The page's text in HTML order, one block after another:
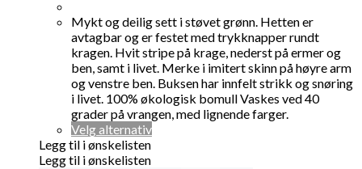
var:
kr 499,00.
er:
kr 399,00.
Mykt og deilig sett i støvet grønn. Hetten er
avtagbar og er festet med trykknapper rundt
kragen. Hvit stripe på krage, nederst på ermer og
ben, samt i livet. Merke i imitert skinn på høyre arm
og venstre ben. Buksen har innfelt strikk og snøring
i livet. 100% økologisk bomull Vaskes ved 40
grader på vrangen, med lignende farger.
Velg alternativDette
Legg til i ønskelisten
Legg til i ønskelisten